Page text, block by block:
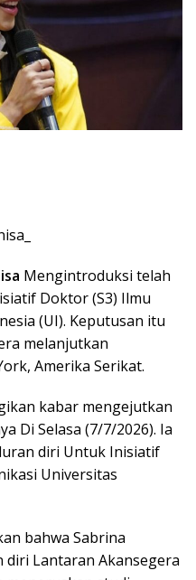
Mengintroduksi telah
Doktor (S3) Ilmu
(UI). Keputusan itu
melanjutkan
Amerika Serikat.
kabar mengejutkan
Di Selasa (7/7/2026). Ia
diri Untuk Inisiatif
Universitas
bahwa Sabrina
Lantaran Akansegera